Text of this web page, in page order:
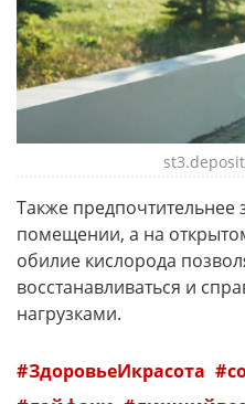
Также предпочтительнее
помещении, а на
обилие кислорода
восстанавливаться и
нагрузками.
ЗдоровьеИкрасота